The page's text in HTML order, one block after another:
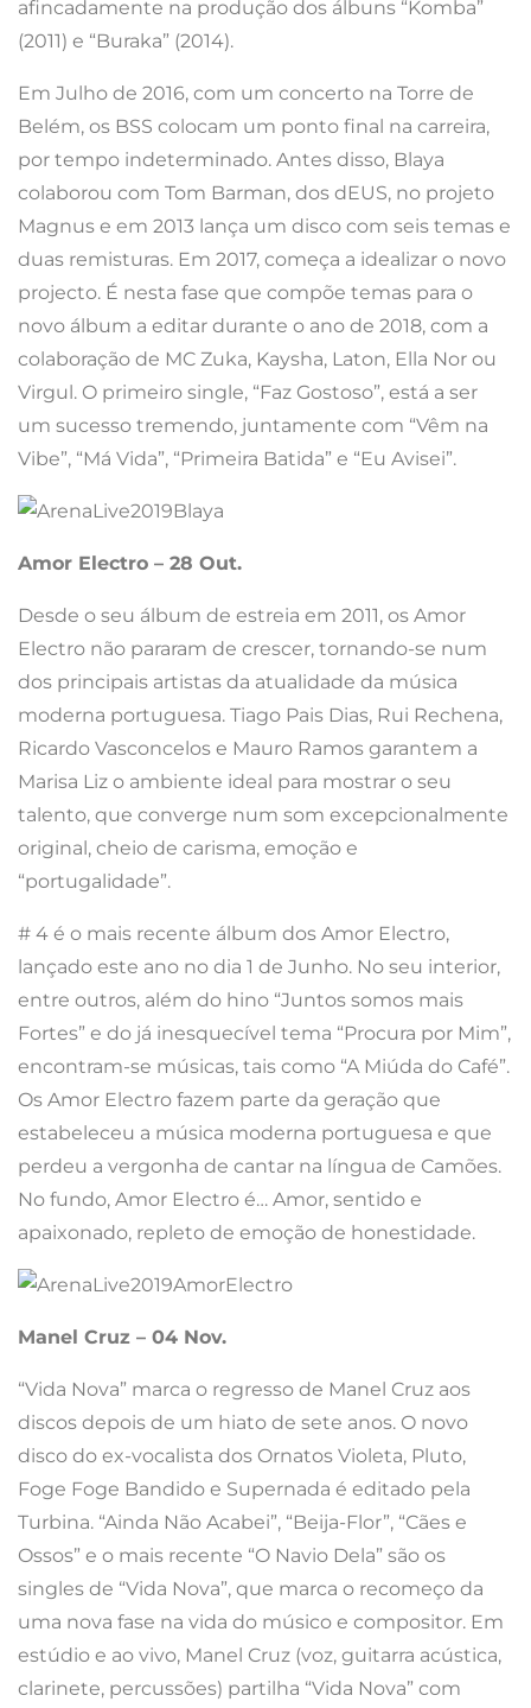
afincadamente na produção dos álbuns “Komba”
(2011) e “Buraka” (2014).
Em Julho de 2016, com um concerto na Torre de
Belém, os BSS colocam um ponto final na carreira,
por tempo indeterminado. Antes disso, Blaya
colaborou com Tom Barman, dos dEUS, no projeto
Magnus e em 2013 lança um disco com seis temas e
duas remisturas. Em 2017, começa a idealizar o novo
projecto. É nesta fase que compõe temas para o
novo álbum a editar durante o ano de 2018, com a
colaboração de MC Zuka, Kaysha, Laton, Ella Nor ou
Virgul. O primeiro single, “Faz Gostoso”, está a ser
um sucesso tremendo, juntamente com “Vêm na
Vibe”, “Má Vida”, “Primeira Batida” e “Eu Avisei”.
Amor Electro – 28 Out.
Desde o seu álbum de estreia em 2011, os Amor
Electro não pararam de crescer, tornando-se num
dos principais artistas da atualidade da música
moderna portuguesa. Tiago Pais Dias, Rui Rechena,
Ricardo Vasconcelos e Mauro Ramos garantem a
Marisa Liz o ambiente ideal para mostrar o seu
talento, que converge num som excepcionalmente
original, cheio de carisma, emoção e
“portugalidade”.
# 4 é o mais recente álbum dos Amor Electro,
lançado este ano no dia 1 de Junho. No seu interior,
entre outros, além do hino “Juntos somos mais
Fortes” e do já inesquecível tema “Procura por Mim”,
encontram-se músicas, tais como “A Miúda do Café”.
Os Amor Electro fazem parte da geração que
estabeleceu a música moderna portuguesa e que
perdeu a vergonha de cantar na língua de Camões.
No fundo, Amor Electro é… Amor, sentido e
apaixonado, repleto de emoção de honestidade.
Manel Cruz – 04 Nov.
“Vida Nova” marca o regresso de Manel Cruz aos
discos depois de um hiato de sete anos. O novo
disco do ex-vocalista dos Ornatos Violeta, Pluto,
Foge Foge Bandido e Supernada é editado pela
Turbina. “Ainda Não Acabei”, “Beija-Flor”, “Cães e
Ossos” e o mais recente “O Navio Dela” são os
singles de “Vida Nova”, que marca o recomeço da
uma nova fase na vida do músico e compositor. Em
estúdio e ao vivo, Manel Cruz (voz, guitarra acústica,
clarinete, percussões) partilha “Vida Nova” com